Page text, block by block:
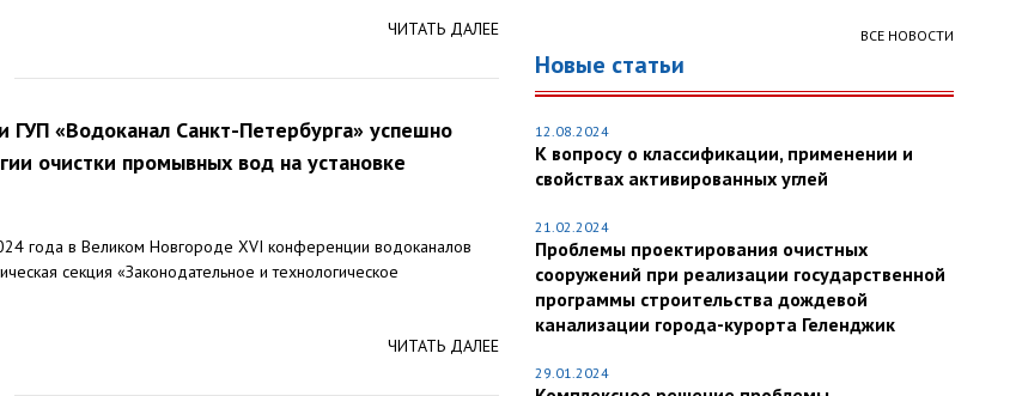
ЧИТАТЬ ДАЛЕЕ
ГУП «Водоканал Санкт-Петербурга» успешно
очистки промывных вод на установке
года в Великом Новгороде XVI конференции водоканалов
секция «Законодательное и технологическое
ЧИТАТЬ ДАЛЕЕ
ВСЕ НОВОСТИ
Новые статьи
12.08.2024
К вопросу о классификации, применении и
свойствах активированных углей
21.02.2024
Проблемы проектирования очистных
сооружений при реализации государственной
программы строительства дождевой
канализации города-курорта Геленджик
29.01.2024